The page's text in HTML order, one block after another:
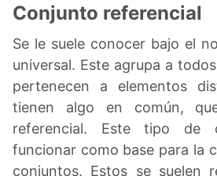
Conjunto referencial
Se le suele conocer bajo el
universal. Este agrupa a
pertenecen a elementos
tienen algo en común,
referencial. Este tipo de
funcionar como base para la
conjuntos. Estos se suelen